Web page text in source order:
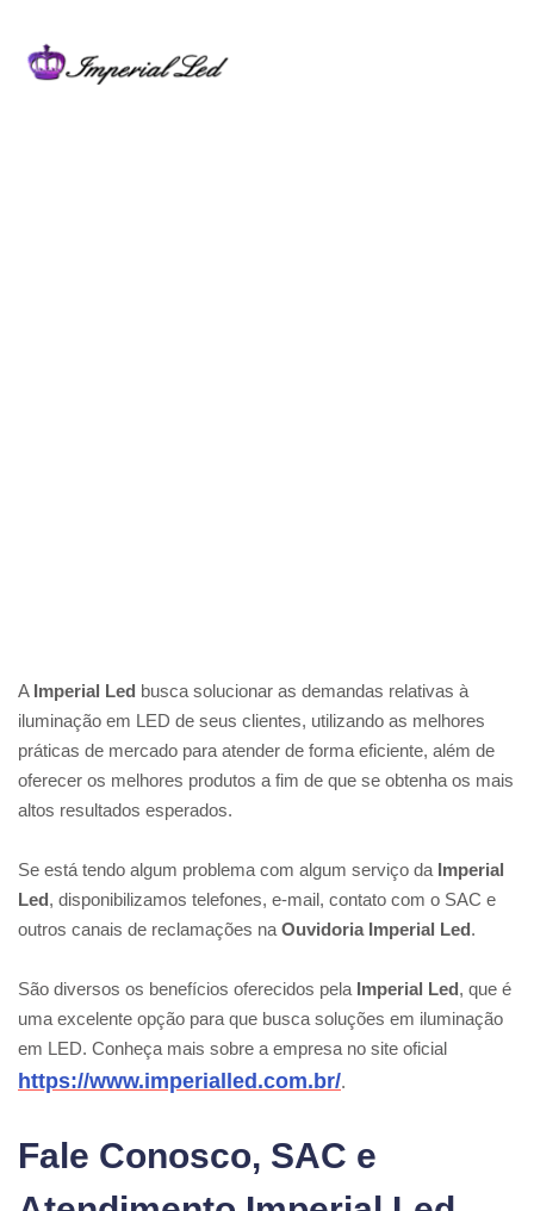
A Imperial Led busca solucionar as demandas relativas à
iluminação em LED de seus clientes, utilizando as melhores
práticas de mercado para atender de forma eficiente, além de
oferecer os melhores produtos a fim de que se obtenha os mais
altos resultados esperados.
Se está tendo algum problema com algum serviço da Imperial
Led, disponibilizamos telefones, e-mail, contato com o SAC e
outros canais de reclamações na Ouvidoria Imperial Led.
São diversos os benefícios oferecidos pela Imperial Led, que é
uma excelente opção para que busca soluções em iluminação
em LED. Conheça mais sobre a empresa no site oficial
https://www.imperialled.com.br/.
Fale Conosco, SAC e